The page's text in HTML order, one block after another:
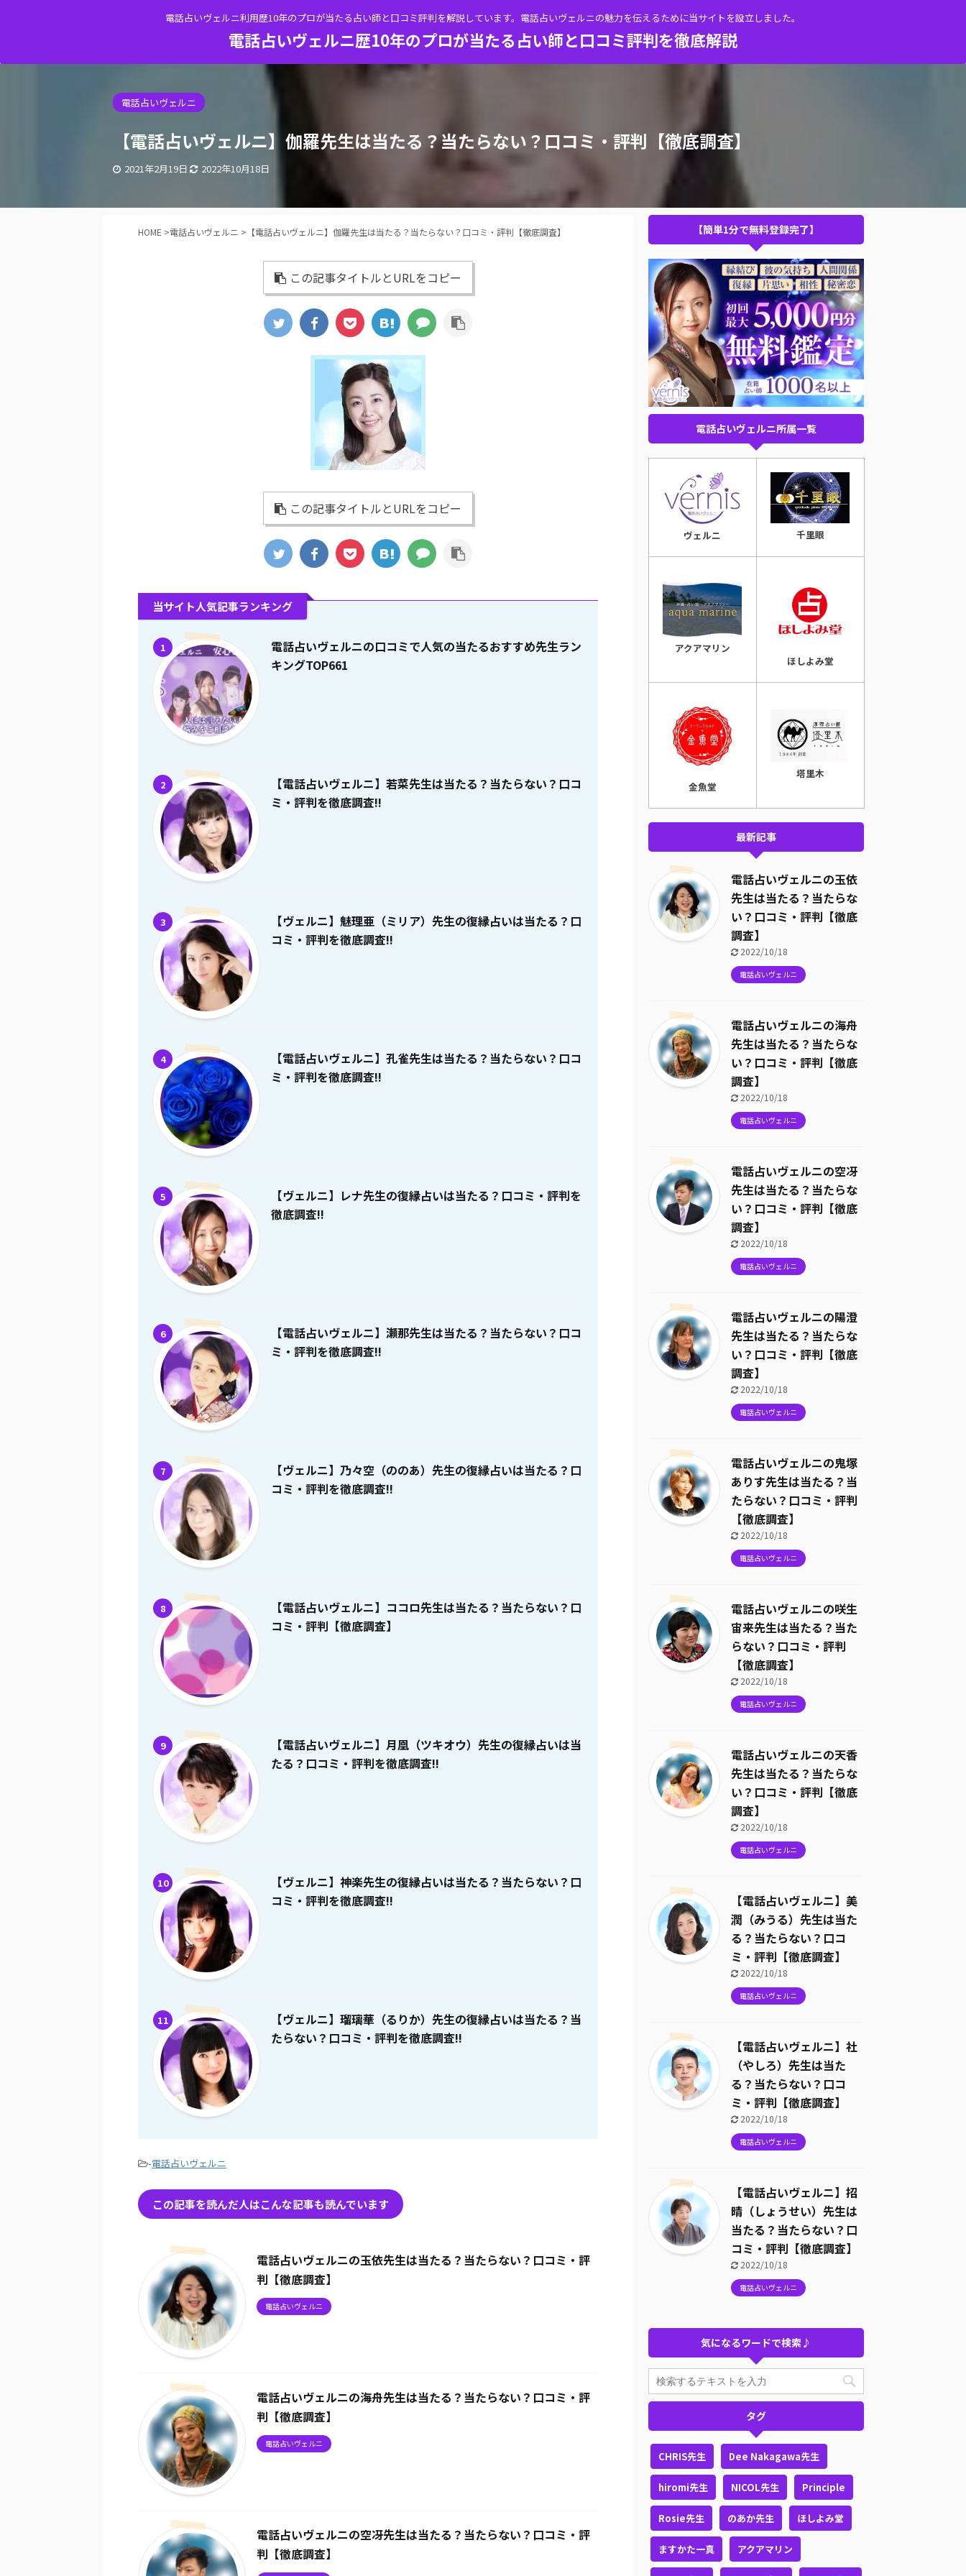
電話占いヴェルニ利用歴10年のプロが当たる占い師と口コミ評判を解説しています。電話占いヴェルニの魅力を伝えるために当サイトを設立しました。
電話占いヴェルニ歴10年のプロが当たる占い師と口コミ評判を徹底解説
電話占いヴェルニ
【電話占いヴェルニ】伽羅先生は当たる？当たらない？口コミ・評判【徹底調査】
2021年2月19日 2022年10月18日
HOME >電話占いヴェルニ > 【電話占いヴェルニ】伽羅先生は当たる？当たらない？口コミ・評判【徹底調査】
この記事タイトルとURLをコピー
この記事タイトルとURLをコピー
当サイト人気記事ランキング
1
電話占いヴェルニの口コミで人気の当たるおすすめ先生ラン
キングTOP661
2
【電話占いヴェルニ】若菜先生は当たる？当たらない？口コ
ミ・評判を徹底調査!!
3
【ヴェルニ】魅理亜（ミリア）先生の復縁占いは当たる？口
コミ・評判を徹底調査!!
4
【電話占いヴェルニ】孔雀先生は当たる？当たらない？口コ
ミ・評判を徹底調査!!
5
【ヴェルニ】レナ先生の復縁占いは当たる？口コミ・評判を
徹底調査!!
6
【電話占いヴェルニ】瀬那先生は当たる？当たらない？口コ
ミ・評判を徹底調査!!
7
【ヴェルニ】乃々空（ののあ）先生の復縁占いは当たる？口
コミ・評判を徹底調査!!
8
【電話占いヴェルニ】ココロ先生は当たる？当たらない？口
コミ・評判【徹底調査】
9
【電話占いヴェルニ】月凰（ツキオウ）先生の復縁占いは当
たる？口コミ・評判を徹底調査!!
10
【ヴェルニ】神楽先生の復縁占いは当たる？当たらない？口
コミ・評判を徹底調査!!
11
【ヴェルニ】瑠璃華（るりか）先生の復縁占いは当たる？当
たらない？口コミ・評判を徹底調査!!
-電話占いヴェルニ
この記事を読んだ人はこんな記事も読んでいます
電話占いヴェルニの玉依先生は当たる？当たらない？口コミ・評
判【徹底調査】
電話占いヴェルニ
電話占いヴェルニの海舟先生は当たる？当たらない？口コミ・評
判【徹底調査】
電話占いヴェルニ
電話占いヴェルニの空冴先生は当たる？当たらない？口コミ・評
判【徹底調査】
【簡単1分で無料登録完了】
電話占いヴェルニ所属一覧
ヴェルニ 千里眼
アクアマリン
ほしよみ堂
金魚堂
塔里木
最新記事
電話占いヴェルニの玉依
先生は当たる？当たらな
い？口コミ・評判【徹底
調査】
2022/10/18
電話占いヴェルニ
電話占いヴェルニの海舟
先生は当たる？当たらな
い？口コミ・評判【徹底
調査】
2022/10/18
電話占いヴェルニ
電話占いヴェルニの空冴
先生は当たる？当たらな
い？口コミ・評判【徹底
調査】
2022/10/18
電話占いヴェルニ
電話占いヴェルニの陽澄
先生は当たる？当たらな
い？口コミ・評判【徹底
調査】
2022/10/18
電話占いヴェルニ
電話占いヴェルニの鬼塚
ありす先生は当たる？当
たらない？口コミ・評判
【徹底調査】
2022/10/18
電話占いヴェルニ
電話占いヴェルニの咲生
宙来先生は当たる？当た
らない？口コミ・評判
【徹底調査】
2022/10/18
電話占いヴェルニ
電話占いヴェルニの天香
先生は当たる？当たらな
い？口コミ・評判【徹底
調査】
2022/10/18
電話占いヴェルニ
【電話占いヴェルニ】美
潤（みうる）先生は当た
る？当たらない？口コ
ミ・評判【徹底調査】
2022/10/18
電話占いヴェルニ
【電話占いヴェルニ】社
（やしろ）先生は当た
る？当たらない？口コ
ミ・評判【徹底調査】
2022/10/18
電話占いヴェルニ
【電話占いヴェルニ】招
晴（しょうせい）先生は
当たる？当たらない？口
コミ・評判【徹底調査】
2022/10/18
電話占いヴェルニ
気になるワードで検索♪
タグ
CHRIS先生 Dee Nakagawa先生
hiromi先生 NICOL先生 Principle
Rosie先生 のあか先生 ほしよみ堂
ますかた一真 アクアマリン